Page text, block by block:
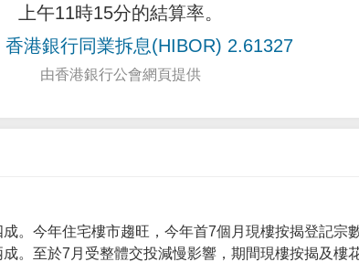
上午11時15分的結算率。
香港銀行同業拆息(HIBOR) 2.61327
由香港銀行公會網頁提供
成。今年住宅樓市趨旺，今年首7個月現樓按揭登記
。至於7月受整體交投減慢影響，期間現樓按揭及樓